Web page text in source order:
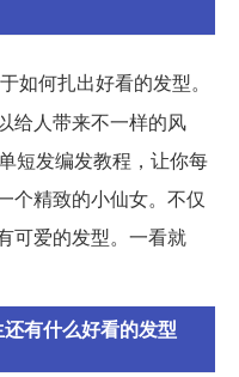
如何扎出好看的发型。
给人带来不一样的风
短发编发教程，让你每
个精致的小仙女。不仅
可爱的发型。一看就
有什么好看的发型